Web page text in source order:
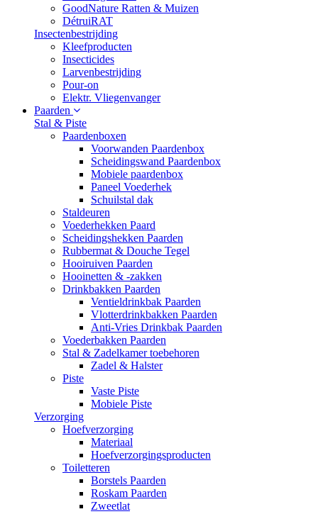
GoodNature Ratten & Muizen
DétruiRAT
Insectenbestrijding
Kleefproducten
Insecticides
Larvenbestrijding
Pour-on
Elektr. Vliegenvanger
Paarden
Stal & Piste
Paardenboxen
Voorwanden Paardenbox
Scheidingswand Paardenbox
Mobiele paardenbox
Paneel Voederhek
Schuilstal dak
Staldeuren
Voederhekken Paard
Scheidingshekken Paarden
Rubbermat & Douche Tegel
Hooiruiven Paarden
Hooinetten & -zakken
Drinkbakken Paarden
Ventieldrinkbak Paarden
Vlotterdrinkbakken Paarden
Anti-Vries Drinkbak Paarden
Voederbakken Paarden
Stal & Zadelkamer toebehoren
Zadel & Halster
Piste
Vaste Piste
Mobiele Piste
Verzorging
Hoefverzorging
Materiaal
Hoefverzorgingsproducten
Toiletteren
Borstels Paarden
Roskam Paarden
Zweetlat